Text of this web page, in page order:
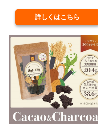
詳しくはこちら